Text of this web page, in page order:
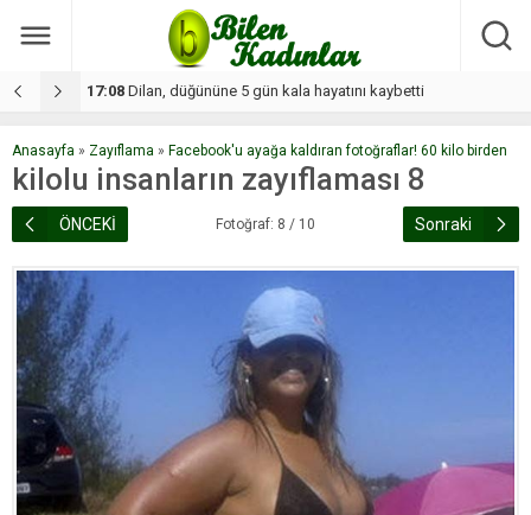
17:08 Dilan, düğününe 5 gün kala hayatını kaybetti
Anasayfa » Zayıflama » Facebook'u ayağa kaldıran fotoğraflar! 60 kilo birden
kilolu insanların zayıflaması 8
ÖNCEKİ Fotoğraf: 8 / 10 Sonraki